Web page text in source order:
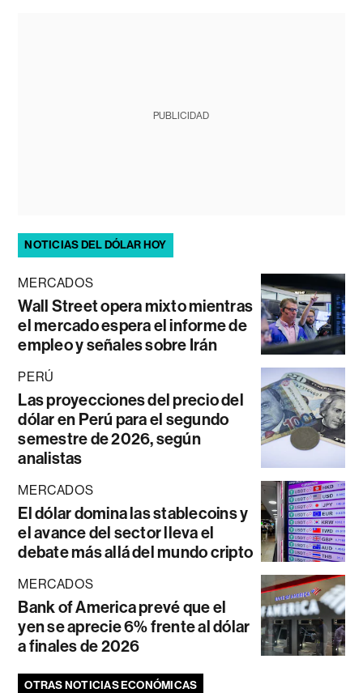
PUBLICIDAD
NOTICIAS DEL DÓLAR HOY
MERCADOS
Wall Street opera mixto mientras
el mercado espera el informe de
empleo y señales sobre Irán
PERÚ
Las proyecciones del precio del
dólar en Perú para el segundo
semestre de 2026, según
analistas
MERCADOS
El dólar domina las stablecoins y
el avance del sector lleva el
debate más allá del mundo cripto
MERCADOS
Bank of America prevé que el
yen se aprecie 6% frente al dólar
a finales de 2026
OTRAS NOTICIAS ECONÓMICAS